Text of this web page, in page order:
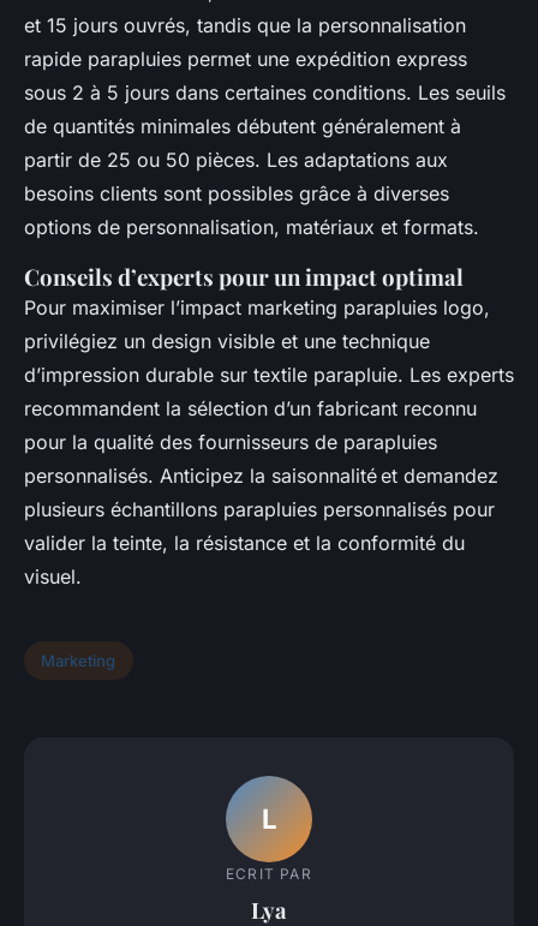
et 15 jours ouvrés, tandis que la personnalisation
rapide parapluies permet une expédition express
sous 2 à 5 jours dans certaines conditions. Les seuils
de quantités minimales débutent généralement à
partir de 25 ou 50 pièces. Les adaptations aux
besoins clients sont possibles grâce à diverses
options de personnalisation, matériaux et formats.
Conseils d’experts pour un impact optimal
Pour maximiser l’impact marketing parapluies logo,
privilégiez un design visible et une technique
d’impression durable sur textile parapluie. Les experts
recommandent la sélection d’un fabricant reconnu
pour la qualité des fournisseurs de parapluies
personnalisés. Anticipez la saisonnalité et demandez
plusieurs échantillons parapluies personnalisés pour
valider la teinte, la résistance et la conformité du
visuel.
Marketing
L
ECRIT PAR
Lya